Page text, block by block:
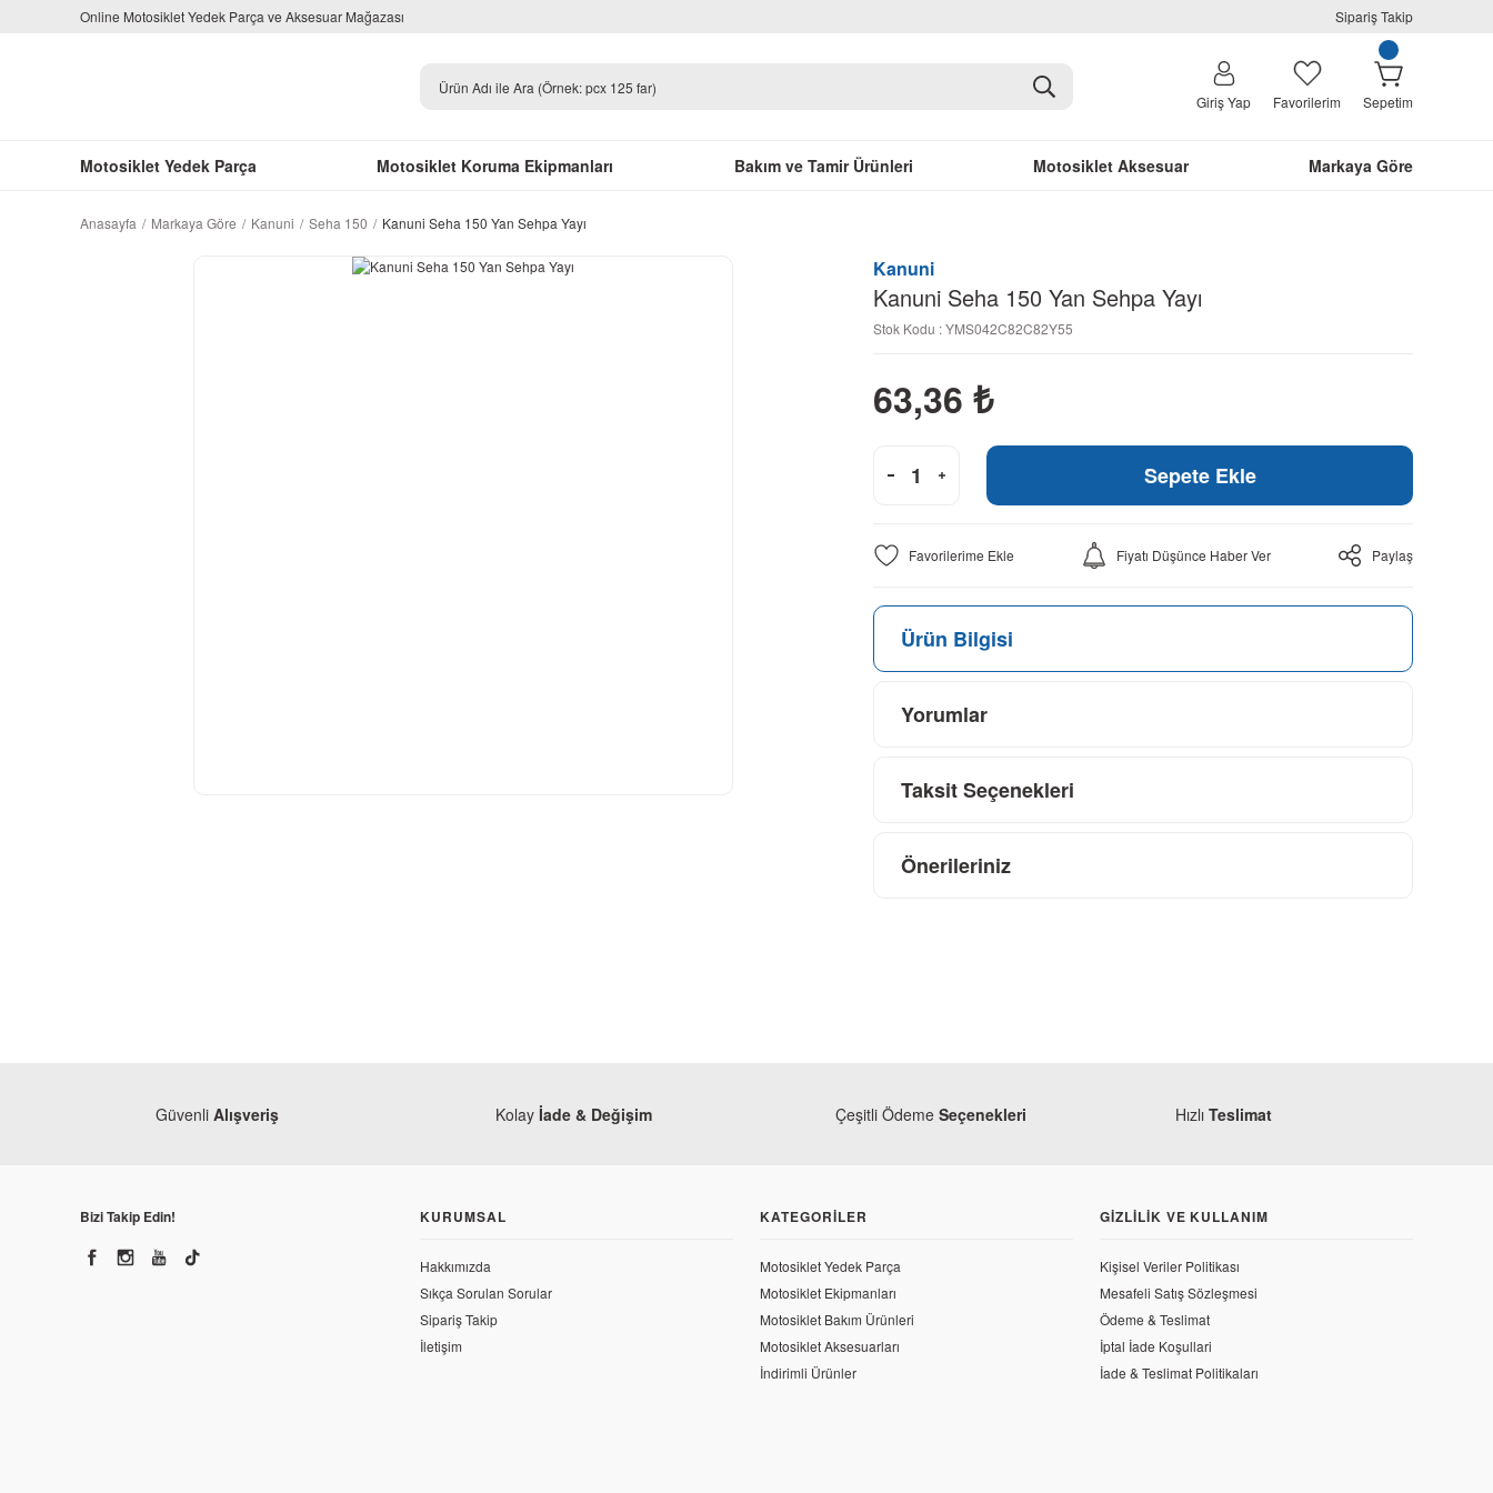
Online Motosiklet Yedek Parça ve Aksesuar Mağazası Sipariş Takip
Giriş Yap Favorilerim Sepetim
Motosiklet Yedek Parça Motosiklet Koruma Ekipmanları Bakım ve Tamir Ürünleri Motosiklet Aksesuar Markaya Göre
Anasayfa Markaya Göre Kanuni Seha 150 Kanuni Seha 150 Yan Sehpa Yayı
Kanuni
Kanuni Seha 150 Yan Sehpa Yayı
Stok Kodu : YMS042C82C82Y55
63,36 ₺
Sepete Ekle
Fiyatı Düşünce Haber Ver Paylaş
Ürün Bilgisi
Yorumlar
Taksit Seçenekleri
Önerileriniz
Güvenli Alışveriş Kolay İade & Değişim Çeşitli Ödeme Seçenekleri Hızlı Teslimat
Bizi Takip Edin! KURUMSAL
Hakkımızda
Sıkça Sorulan Sorular
Sipariş Takip
İletişim
KATEGORILER
Motosiklet Yedek Parça
Motosiklet Ekipmanları
Motosiklet Bakım Ürünleri
Motosiklet Aksesuarları
İndirimli Ürünler
GIZLILIK VE KULLANIM
Kişisel Veriler Politikası
Mesafeli Satış Sözleşmesi
Ödeme & Teslimat
İptal İade Koşullari
İade & Teslimat Politikaları